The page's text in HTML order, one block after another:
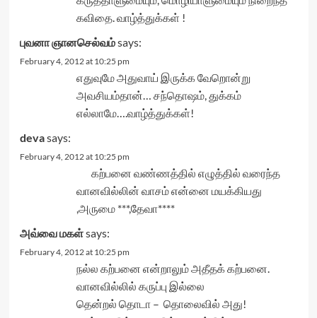
கவிதை. வாழ்த்துக்கள் !
புவனா ஞானசெல்வம்says:
February 4, 2012 at 10:25 pm
எதுவுமே அதுவாய் இருக்க வேறொன்று
அவசியம்தான்… சந்தொஷம், துக்கம்
எல்லாமே….வாழ்த்துக்கள்!
devasays:
February 4, 2012 at 10:25 pm
கற்பனை வண்ணத்தில் எழுத்தில் வரைந்த
வானவில்லின் வாசம் என்னை மயக்கியது
,அருமை ***,தேவா****
அவ்வை மகள்says:
February 4, 2012 at 10:25 pm
நல்ல கற்பனை என்றாலும் அதீதக் கற்பனை.
வானவில்லில் கருப்பு இல்லை
தென்றல் தொடா – தொலைவில் அது!